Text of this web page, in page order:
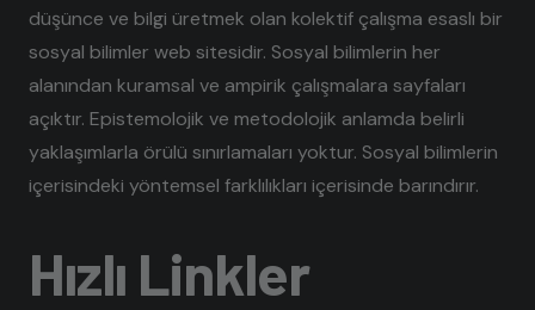
düşünce ve bilgi üretmek olan kolektif çalışma esaslı bir
sosyal bilimler web sitesidir. Sosyal bilimlerin her
alanından kuramsal ve ampirik çalışmalara sayfaları
açıktır. Epistemolojik ve metodolojik anlamda belirli
yaklaşımlarla örülü sınırlamaları yoktur. Sosyal bilimlerin
içerisindeki yöntemsel farklılıkları içerisinde barındırır.
Hızlı Linkler